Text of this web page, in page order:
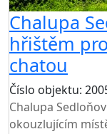
Chalupa
hřištěm
chatou
Číslo objektu:
Chalupa
okouzlujícím